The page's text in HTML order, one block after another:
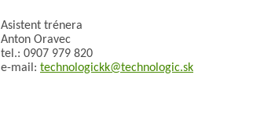
Asistent trénera
Anton Oravec
tel.: 0907 979 820
e-mail: technologickk@technologic.sk